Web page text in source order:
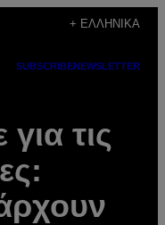
+ ΕΛΛΗΝΙΚΆ
SUBSCRIBENEWSLETTER
τις